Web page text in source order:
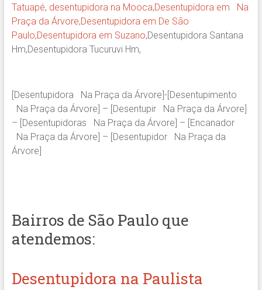
Tatuapé, desentupidora na Mooca,Desentupidora em Na
Praça da Árvore,Desentupidora em De São
Paulo,Desentupidora em Suzano,Desentupidora Santana
Hm,Desentupidora Tucuruvi Hm,
[Desentupidora Na Praça da Árvore]-[Desentupimento
Na Praça da Árvore] – [Desentupir Na Praça da Árvore]
– [Desentupidoras Na Praça da Árvore] – [Encanador
Na Praça da Árvore] – [Desentupidor Na Praça da
Árvore]
Bairros de São Paulo que
atendemos:
Desentupidora na Paulista